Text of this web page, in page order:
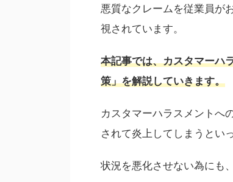
悪質なクレームを従業員が
視されています。
本記事では、カスタマーハ
策」を解説していきます。
カスタマーハラスメントへ
されて炎上してしまうとい
状況を悪化させない為にも